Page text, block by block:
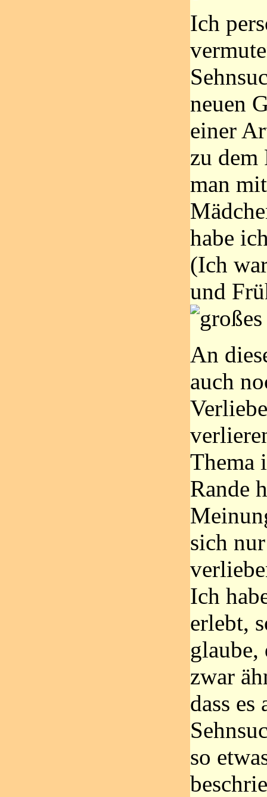
Ich
neuen
einer
zu dem
man
habe
(Ich
und
An
auch
Thema
Rande
sich
Ich
erlebt,
glaube,
zwar
dass es
so